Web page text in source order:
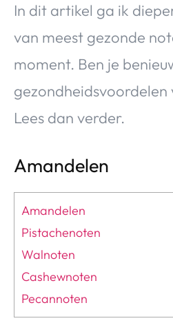
In dit artikel ga ik
van meest gezonde
moment. Ben je
gezondheidsvoordelen
Lees dan verder.
Amandelen
Amandelen
Pistachenoten
Walnoten
Cashewnoten
Pecannoten